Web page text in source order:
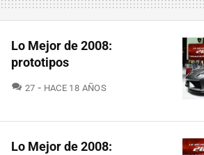
Lo Mejor de 2008:
prototipos
27 COMENTARIOS
HACE 18 AÑOS
Lo Mejor de 2008: